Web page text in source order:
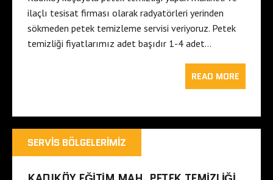
ilaçlı tesisat firması olarak radyatörleri yerinden
sökmeden petek temizleme servisi veriyoruz. Petek
temizliği fiyatlarımız adet başıdır 1-4 adet…
READ MORE
SERVIS BÖLGELERIMIZ